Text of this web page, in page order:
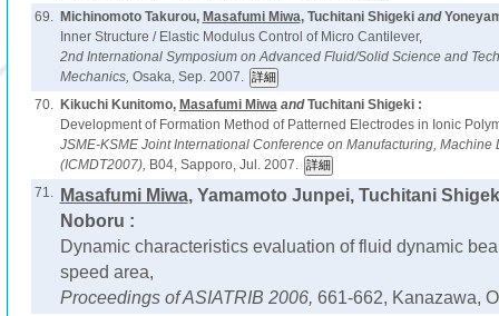
69.
Michinomoto Takurou, Masafumi Miwa, Tuchitani Shigekiand
Inner Structure / Elastic Modulus Control of Micro Cantilever,
2nd International Symposium on Advanced Fluid/Solid Science and
Mechanics, Osaka, Sep. 2007.
70.
Kikuchi Kunitomo, Masafumi MiwaandTuchitani Shigeki :
Development of Formation Method of Patterned Electrodes in Ionic
JSME-KSME Joint International Conference on Manufacturing, Machine
(ICMDT2007), B04, Sapporo, Jul. 2007.
71.
Masafumi Miwa, Yamamoto Junpei, Tuchitani
Noboru :
Dynamic characteristics evaluation of fluid dynamic
speed area,
Proceedings of ASIATRIB 2006, 661-662, Kanazawa,